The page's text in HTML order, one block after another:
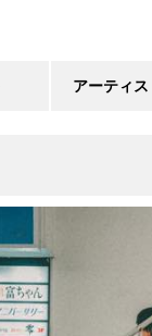
アーティス